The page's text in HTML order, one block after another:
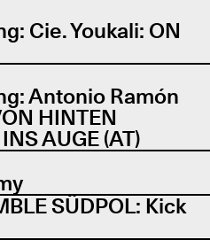
Cie. Youkali: ON
Antonio Ramón
HINTEN
AUGE (AT)
SÜDPOL: Kick